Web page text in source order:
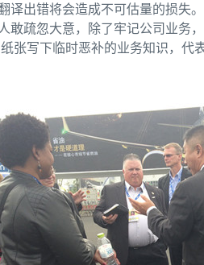
译出错将会造成不可估量的损失
敢疏忽大意，除了牢记公司业务
张写下临时恶补的业务知识，